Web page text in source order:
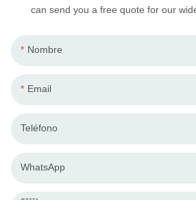
can send you a free quote for our
Nombre
Email
Teléfono
WhatsApp